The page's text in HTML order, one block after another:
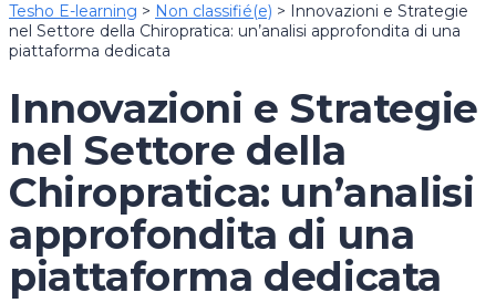
Tesho E-learning > Non classifié(e) > Innovazioni e Strategie
nel Settore della Chiropratica: un’analisi approfondita di una
piattaforma dedicata
Innovazioni e Strategie
nel Settore della
Chiropratica: un’analisi
approfondita di una
piattaforma dedicata